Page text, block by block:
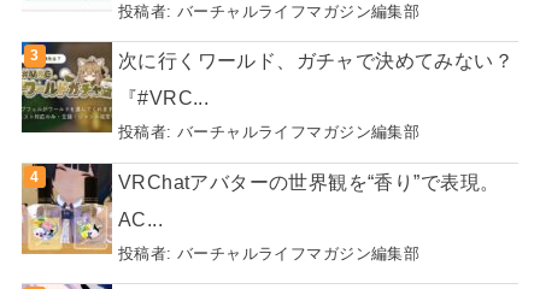
投稿者: バーチャルライフマガジン編集部
次に行くワールド、ガチャで決めてみない？
『#VRC...
投稿者: バーチャルライフマガジン編集部
VRChatアバターの世界観を“香り”で表現。
AC...
投稿者: バーチャルライフマガジン編集部